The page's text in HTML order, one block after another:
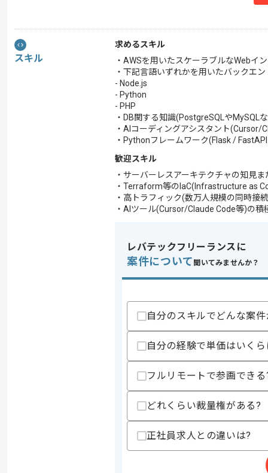
スキル
求めるスキル
・AWSを用いたスケーラブルなWebイ
・下記言語いずれかを用いたバックエ
- Node.js
- Python
- PHP
・DB関する知識(PostgreSQLやMySQL
・AIコーディングアシスタント(Cursor/
・Pythonフレームワーク(Flask /
歓迎スキル
・サーバーレスアーキテクチャの知見
・Terraform等のIaC(Infrastructure as
・高トラフィック(数万人規模の同時接
・AIツール(Cursor/Claude Code等)の積
レバテックフリーランスに
案件について 聞いてみませんか？
自分のスキルでどんな案
自分の経験で単価はいく
フルリモートで参画できる
どれくらい裁量権がある?
正社員求人との違いは?